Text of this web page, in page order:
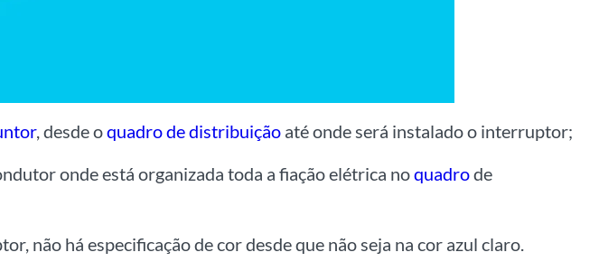
, desde oquadro de distribuição até onde será instalado o interruptor;
onde está organizada toda a fiação elétrica noquadrode
não há especificação de cor desde que não seja na cor azul claro.